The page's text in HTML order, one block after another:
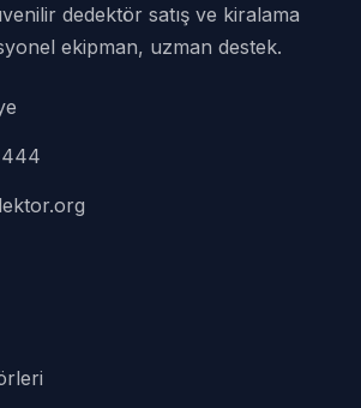
dedektör satış ve kiralama
ekipman, uzman destek.
444